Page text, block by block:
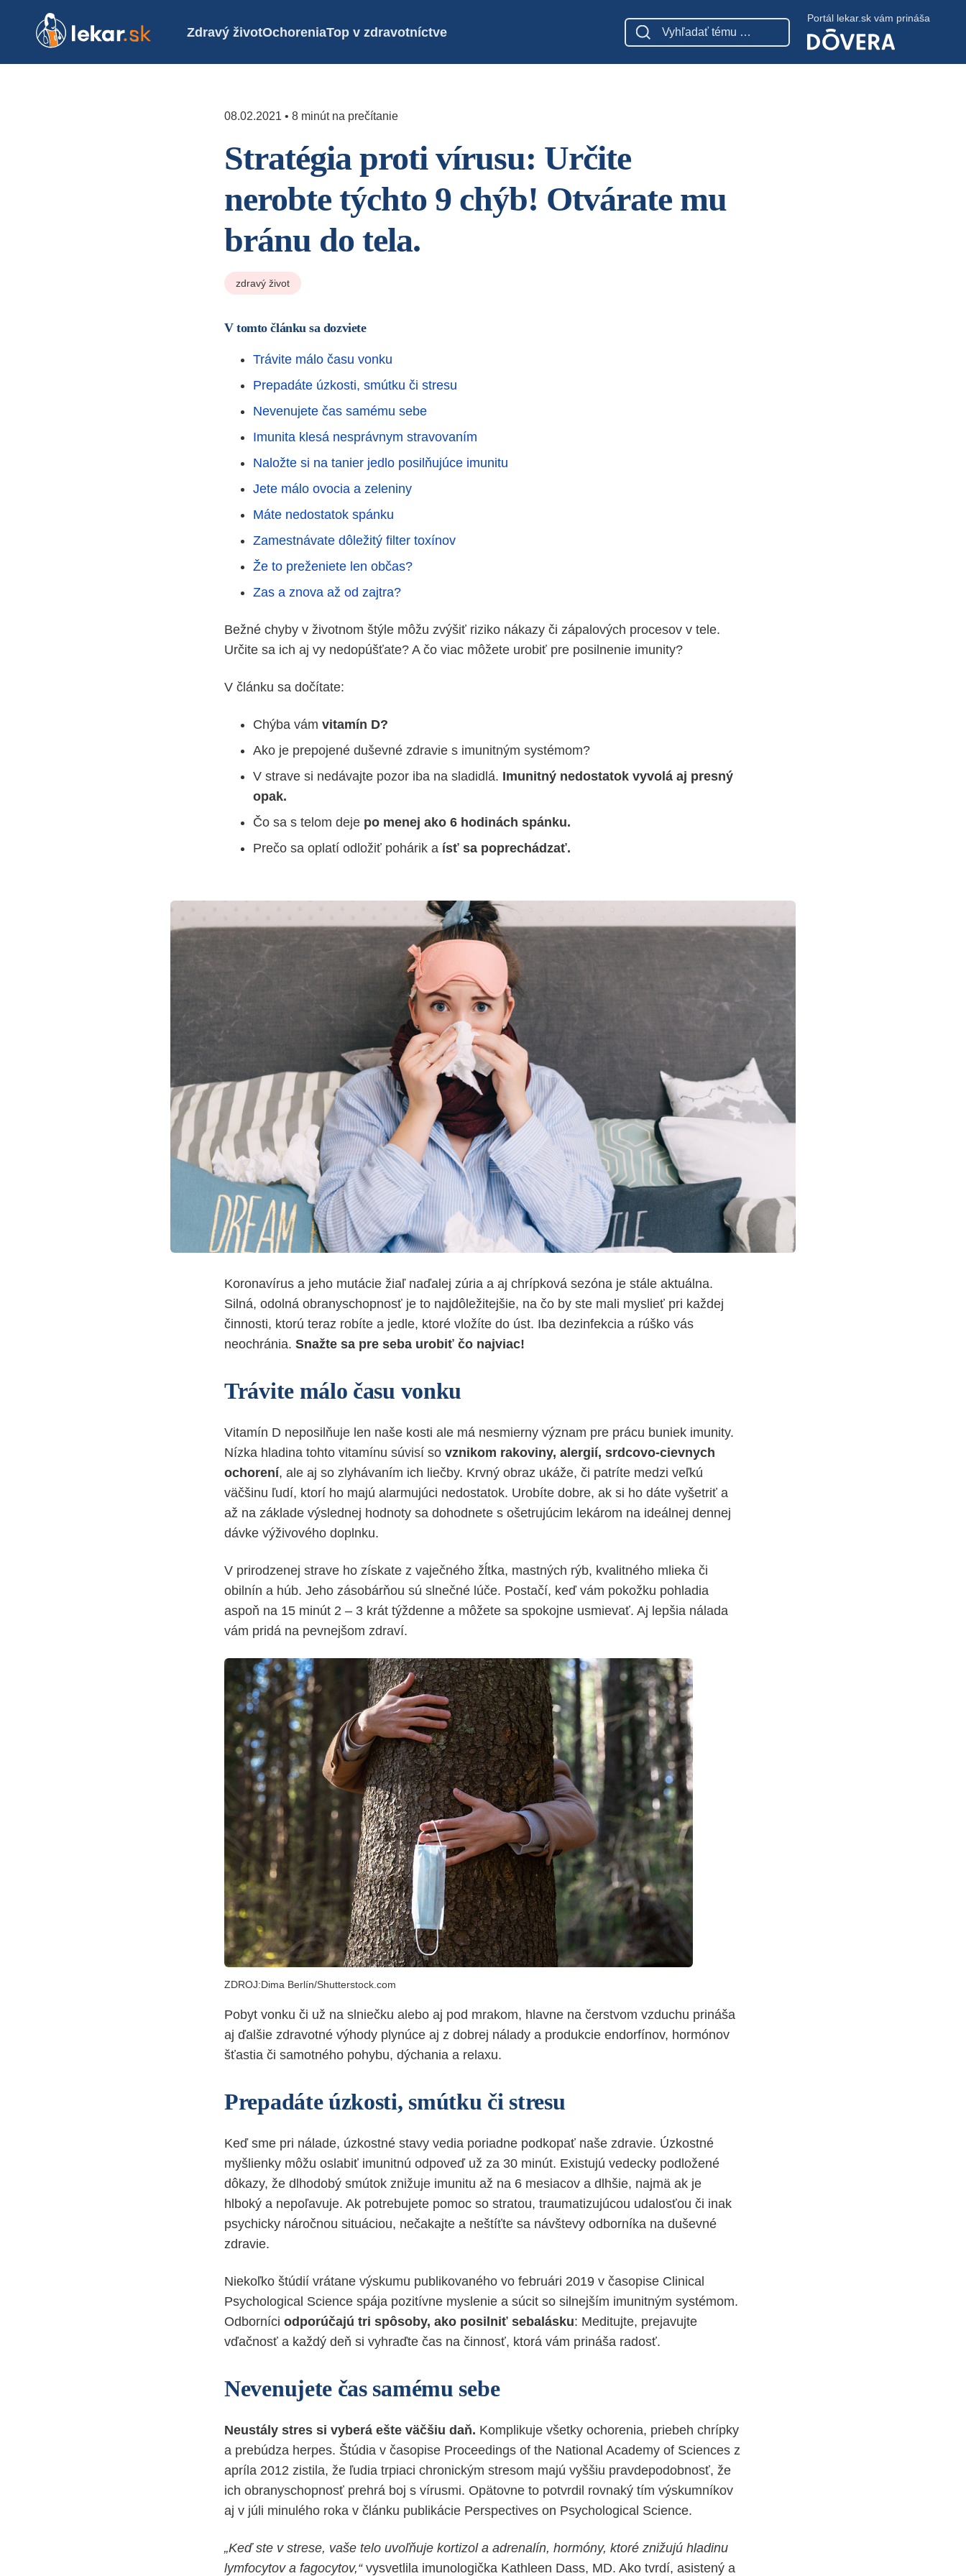
Zdravý životOchoreniaTop v zdravotníctve
Portál lekar.sk vám prináša
08.02.2021 • 8 minút na prečítanie
Stratégia proti vírusu: Určite
nerobte týchto 9 chýb! Otvárate mu
bránu do tela.
zdravý život
V tomto článku sa dozviete
Trávite málo času vonku
Prepadáte úzkosti, smútku či stresu
Nevenujete čas samému sebe
Imunita klesá nesprávnym stravovaním
Naložte si na tanier jedlo posilňujúce imunitu
Jete málo ovocia a zeleniny
Máte nedostatok spánku
Zamestnávate dôležitý filter toxínov
Že to preženiete len občas?
Zas a znova až od zajtra?
Bežné chyby v životnom štýle môžu zvýšiť riziko nákazy či zápalových procesov v tele.
Určite sa ich aj vy nedopúšťate? A čo viac môžete urobiť pre posilnenie imunity?
V článku sa dočítate:
Chýba vám vitamín D?
Ako je prepojené duševné zdravie s imunitným systémom?
V strave si nedávajte pozor iba na sladidlá. Imunitný nedostatok vyvolá aj presný
opak.
Čo sa s telom deje po menej ako 6 hodinách spánku.
Prečo sa oplatí odložiť pohárik a ísť sa poprechádzať.
Koronavírus a jeho mutácie žiaľ naďalej zúria a aj chrípková sezóna je stále aktuálna.
Silná, odolná obranyschopnosť je to najdôležitejšie, na čo by ste mali myslieť pri každej
činnosti, ktorú teraz robíte a jedle, ktoré vložíte do úst. Iba dezinfekcia a rúško vás
neochránia. Snažte sa pre seba urobiť čo najviac!
Trávite málo času vonku
Vitamín D neposilňuje len naše kosti ale má nesmierny význam pre prácu buniek imunity.
Nízka hladina tohto vitamínu súvisí so vznikom rakoviny, alergií, srdcovo-cievnych
ochorení, ale aj so zlyhávaním ich liečby. Krvný obraz ukáže, či patríte medzi veľkú
väčšinu ľudí, ktorí ho majú alarmujúci nedostatok. Urobíte dobre, ak si ho dáte vyšetriť a
až na základe výslednej hodnoty sa dohodnete s ošetrujúcim lekárom na ideálnej dennej
dávke výživového doplnku.
V prirodzenej strave ho získate z vaječného žĺtka, mastných rýb, kvalitného mlieka či
obilnín a húb. Jeho zásobárňou sú slnečné lúče. Postačí, keď vám pokožku pohladia
aspoň na 15 minút 2 – 3 krát týždenne a môžete sa spokojne usmievať. Aj lepšia nálada
vám pridá na pevnejšom zdraví.
ZDROJ:Dima Berlín/Shutterstock.com
Pobyt vonku či už na slniečku alebo aj pod mrakom, hlavne na čerstvom vzduchu prináša
aj ďalšie zdravotné výhody plynúce aj z dobrej nálady a produkcie endorfínov, hormónov
šťastia či samotného pohybu, dýchania a relaxu.
Prepadáte úzkosti, smútku či stresu
Keď sme pri nálade, úzkostné stavy vedia poriadne podkopať naše zdravie. Úzkostné
myšlienky môžu oslabiť imunitnú odpoveď už za 30 minút. Existujú vedecky podložené
dôkazy, že dlhodobý smútok znižuje imunitu až na 6 mesiacov a dlhšie, najmä ak je
hlboký a nepoľavuje. Ak potrebujete pomoc so stratou, traumatizujúcou udalosťou či inak
psychicky náročnou situáciou, nečakajte a neštíťte sa návštevy odborníka na duševné
zdravie.
Niekoľko štúdií vrátane výskumu publikovaného vo februári 2019 v časopise Clinical
Psychological Science spája pozitívne myslenie a súcit so silnejším imunitným systémom.
Odborníci odporúčajú tri spôsoby, ako posilniť sebalásku: Meditujte, prejavujte
vďačnosť a každý deň si vyhraďte čas na činnosť, ktorá vám prináša radosť.
Nevenujete čas samému sebe
Neustály stres si vyberá ešte väčšiu daň. Komplikuje všetky ochorenia, priebeh chrípky
a prebúdza herpes. Štúdia v časopise Proceedings of the National Academy of Sciences z
apríla 2012 zistila, že ľudia trpiaci chronickým stresom majú vyššiu pravdepodobnosť, že
ich obranyschopnosť prehrá boj s vírusmi. Opätovne to potvrdil rovnaký tím výskumníkov
aj v júli minulého roka v článku publikácie Perspectives on Psychological Science.
„Keď ste v strese, vaše telo uvoľňuje kortizol a adrenalín, hormóny, ktoré znižujú hladinu
lymfocytov a fagocytov,“vysvetlila imunologička Kathleen Dass, MD. Ako tvrdí, asistený a